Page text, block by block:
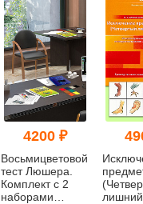
4200 ₽
Восьмицветовой
тест Люшера.
Комплект с 2
наборами